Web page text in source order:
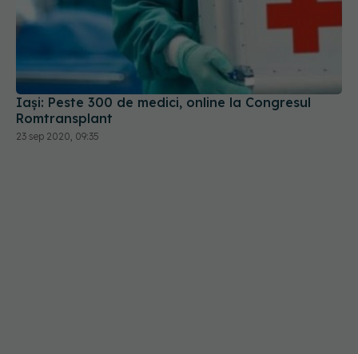
Iași: Peste 300 de medici, online la Congresul
Romtransplant
23 sep 2020, 09:35